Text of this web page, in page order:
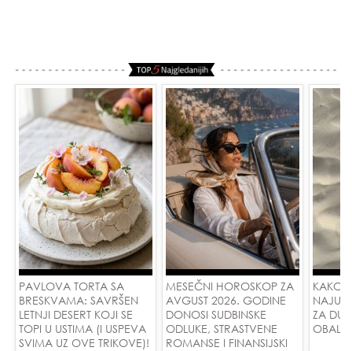
PAVLOVA TORTA SA
BRESKVAMA: SAVRŠEN
LETNJI DESERT KOJI SE
TOPI U USTIMA (I USPEVA
SVIMA UZ OVE TRIKOVE)!
MESEČNI HOROSKOP ZA
AVGUST 2026. GODINE
DONOSI SUDBINSKE
ODLUKE, STRASTVENE
ROMANSE I FINANSIJSKI
KAKO
ZA